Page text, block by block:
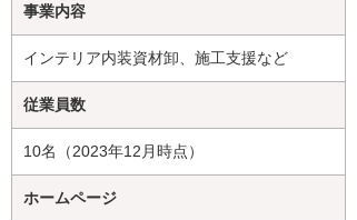
事業内容
インテリア内装資材卸、施工支援など
従業員数
10名（2023年12月時点）
ホームページ